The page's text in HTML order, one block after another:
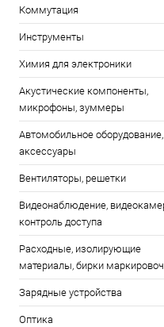
Коммутация
Инструменты
Химия для электроники
Акустические компоненты,
микрофоны, зуммеры
Автомобильное оборудование,
аксессуары
Вентиляторы, решетки
Видеонаблюдение,
контроль доступа
Расходные, изолирующие
материалы, бирки
Зарядные устройства
Оптика